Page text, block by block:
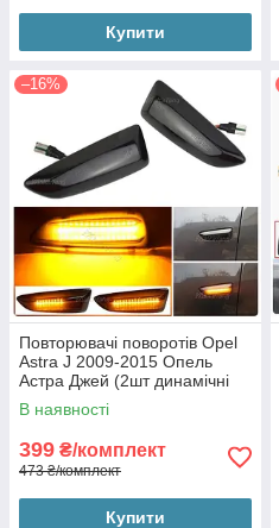
Купити
–16%
Повторювачі поворотів Opel
Astra J 2009-2015 Опель
Астра Джей (2шт динамічні
чорні ЛЕД)
В наявності
399 ₴/комплект
473 ₴/комплект
Купити